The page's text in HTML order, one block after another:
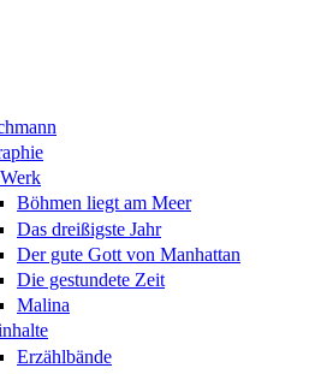
Böhmen liegt am Meer
Das dreißigste Jahr
Der gute Gott von Manhattan
Die gestundete Zeit
Malina
Erzählbände